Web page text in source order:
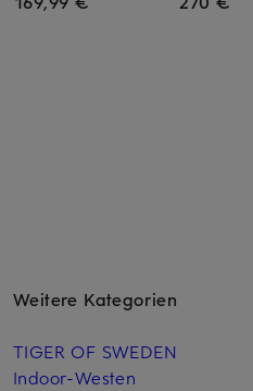
Weitere Kategorien
TIGER OF SWEDEN
Indoor-Westen